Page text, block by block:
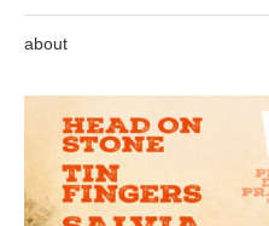
about